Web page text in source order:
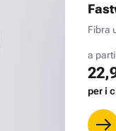
Fibra
a
per i